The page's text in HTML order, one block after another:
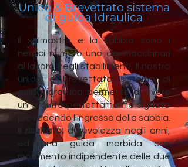
Unico & Brevettato sistema
di guida Idraulica
Il salmastro e la sabbia sono i
nemici numero uno dei macchinari
al lavoro negli stabilimenti. Il nostro
unico e brevettato sistema di
guida idraulica permette di avere
un circuito perfettamente sigillato
prevedendo l'ingresso della sabbia.
Il risultato:durevolezza negli anni,
ed una guida morbida con
movimento indipendente delle due